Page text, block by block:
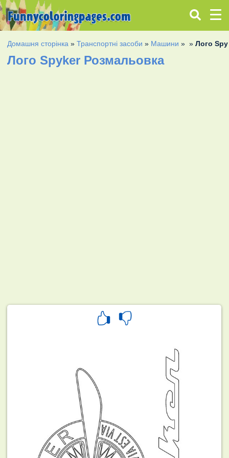
Домашня сторінка »Транспортні засоби » Машини » »Лого
Лого Spyker Розмальовка